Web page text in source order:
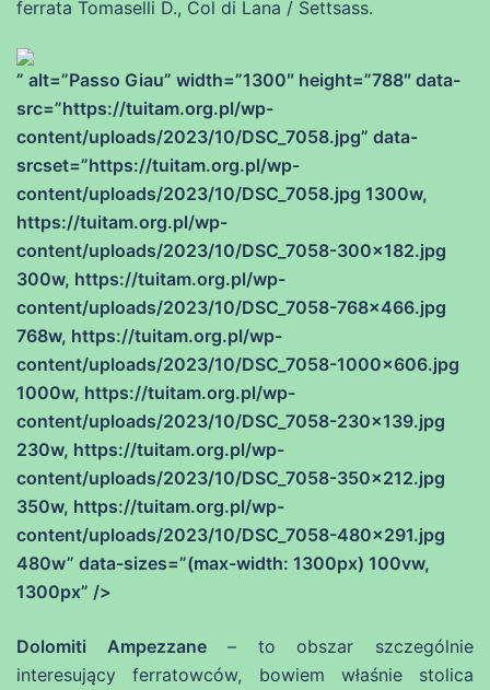
ferrata Tomaselli D., Col di Lana / Settsass.
” alt=”Passo Giau” width=”1300″ height=”788″ data-
src=”https://tuitam.org.pl/wp-
content/uploads/2023/10/DSC_7058.jpg” data-
srcset=”https://tuitam.org.pl/wp-
content/uploads/2023/10/DSC_7058.jpg 1300w,
https://tuitam.org.pl/wp-
content/uploads/2023/10/DSC_7058-300×182.jpg
300w, https://tuitam.org.pl/wp-
content/uploads/2023/10/DSC_7058-768×466.jpg
768w, https://tuitam.org.pl/wp-
content/uploads/2023/10/DSC_7058-1000×606.jpg
1000w, https://tuitam.org.pl/wp-
content/uploads/2023/10/DSC_7058-230×139.jpg
230w, https://tuitam.org.pl/wp-
content/uploads/2023/10/DSC_7058-350×212.jpg
350w, https://tuitam.org.pl/wp-
content/uploads/2023/10/DSC_7058-480×291.jpg
480w” data-sizes=”(max-width: 1300px) 100vw,
1300px” />
Dolomiti Ampezzane– to obszar szczególnie
interesujący ferratowców, bowiem właśnie stolica